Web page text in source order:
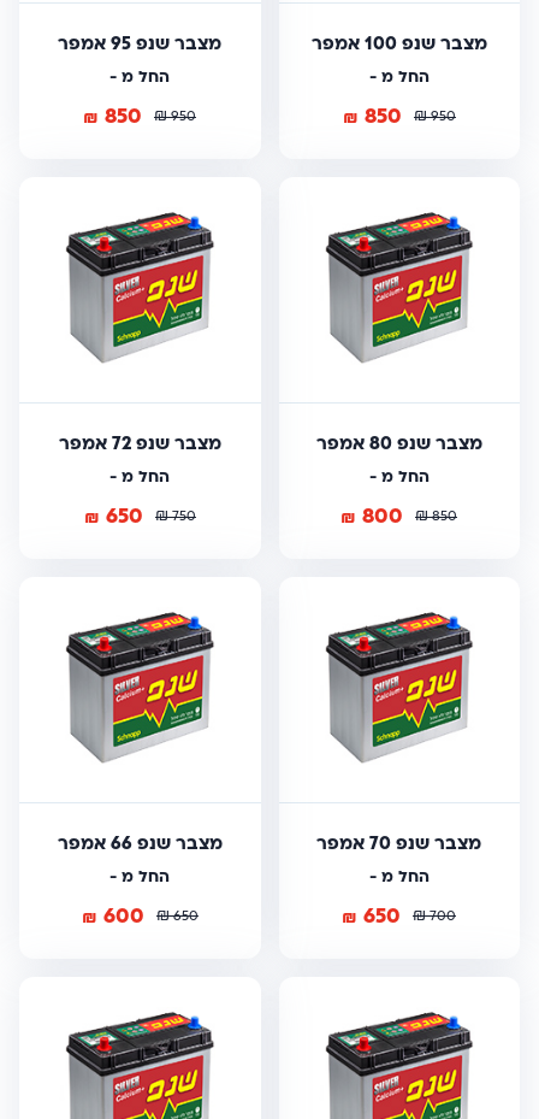
מצבר שנפ 100 אמפר
החל מ -
950
₪
850
₪
מצבר שנפ 95 אמפר
החל מ -
950
₪
850
₪
מצבר שנפ 80 אמפר
החל מ -
850
₪
800
₪
מצבר שנפ 72 אמפר
החל מ -
750
₪
650
₪
מצבר שנפ 70 אמפר
החל מ -
700
₪
650
₪
מצבר שנפ 66 אמפר
החל מ -
650
₪
600
₪